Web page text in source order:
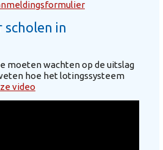
scholen in
moeten wachten op de uitslag
hoe het lotingssysteem
video